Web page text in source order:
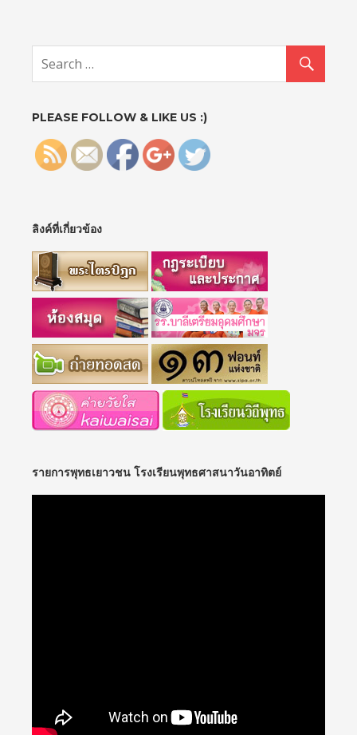
PLEASE FOLLOW & LIKE US :)
http://sun
ac.th/?
p=929">
ลิงค์ที่เกี่ยวข้อง
รายการพุทธเยาวชน โรงเรียนพุทธศาสนาวันอาทิตย์